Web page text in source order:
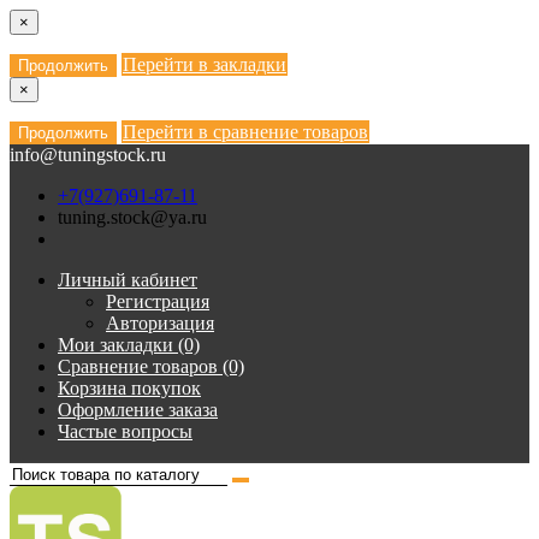
×
Продолжить Перейти в закладки
×
Продолжить
Перейти в сравнение товаров
info@tuningstock.ru
+7(927)691-87-11
tuning.stock@ya.ru
Личный кабинет
Регистрация
Авторизация
Мои закладки (0)
Сравнение товаров (0)
Корзина покупок
Оформление заказа
Частые вопросы